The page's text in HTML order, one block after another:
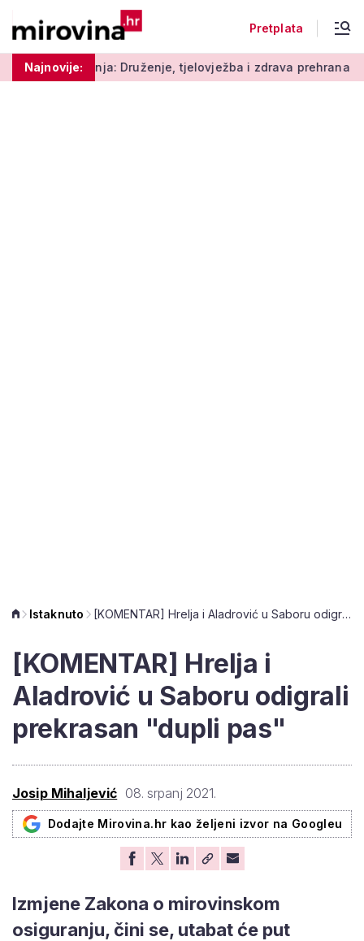
Pretplata
Najnovije:
Druženje, tjelovježba i zdrava prehrana za umirovljenike
Istaknuto [KOMENTAR] Hrelja i Aladrović u Saboru odigrali prekrasan "dupli pas"
[KOMENTAR] Hrelja i
Aladrović u Saboru odigrali
prekrasan "dupli pas"
Josip Mihaljević 08. srpanj 2021.
Dodajte Mirovina.hr kao željeni izvor na Googleu
Izmjene Zakona o mirovinskom
osiguranju, čini se, utabat će put